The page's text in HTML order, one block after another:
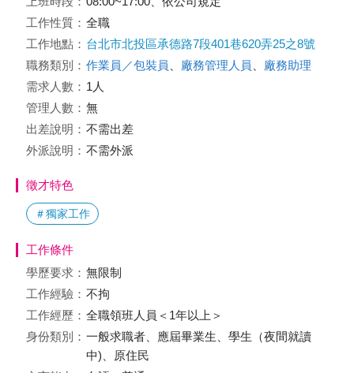
工作性質： 全職
工作地點： 台北市北投區承德路7段401巷620弄25之8號
職務類別： 作業員／包裝員 廠務管理人員
廠務助理
需求人數： 1人
管理人數： 無
出差說明： 不需出差
外派說明： 不需外派
徵才特色
＃獨家工作
工作條件
學歷要求： 無限制
工作經驗： 不拘
工作經歷： 全職領班人員＜1年以上＞
身份類別： 一般求職者、應屆畢業生、學生（夜間就讀
中)、原住民